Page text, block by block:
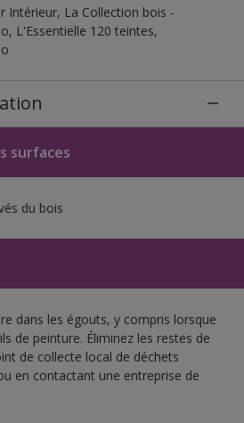
Intérieur, La Collection bois -
L'Essentielle 120 teintes,
surfaces
du bois
dans les égouts, y compris lorsque
de peinture. Éliminez les restes de
de collecte local de déchets
en contactant une entreprise de